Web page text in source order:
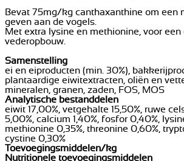
Bevat 75mg/kg canthaxanthine om een
geven aan de vogels.
Met extra lysine en methionine, voor
vederopbouw.
Samenstelling
ei en eiproducten (min. 30%),
plantaardige eiwitextracten, oliën en
mineralen, granen, zaden, FOS, MOS
Analytische bestanddelen
eiwit 17,00%, vetgehalte 15,50%, ruwe
5,00%, calcium 1,40%, fosfor 0,40%,
methionine 0,35%, threonine 0,60%,
cystine 0,30%
Toevoegingsmiddelen/kg
Nutritionele toevoegingsmiddelen